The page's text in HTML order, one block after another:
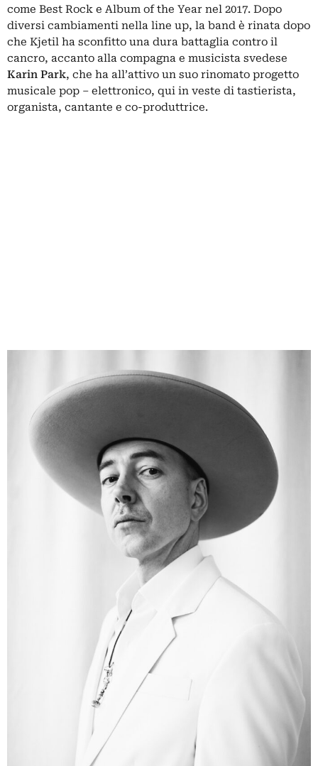
come Best Rock e Album of the Year nel 2017. Dopo
diversi cambiamenti nella line up, la band è rinata dopo
che Kjetil ha sconfitto una dura battaglia contro il
cancro, accanto alla compagna e musicista svedese
Karin Park, che ha all’attivo un suo rinomato progetto
musicale pop – elettronico, qui in veste di tastierista,
organista, cantante e co-produttrice.